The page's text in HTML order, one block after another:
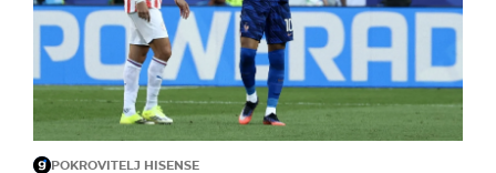
POKROVITELJ HISENSE